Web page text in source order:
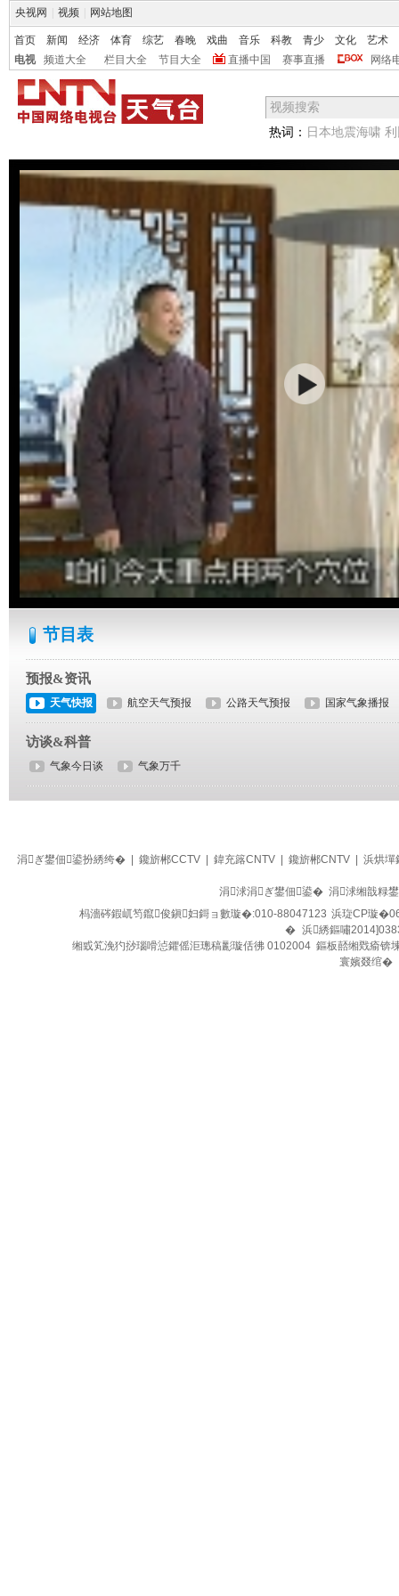
央视网 视频 网站地图
首页 新闻 经济 体育 综艺 春晚 戏曲 音乐 科教 青少 文化
艺术
电视
频道大全 栏目大全 节目大全 直播中国 赛事直播 网络
热词： 日本地震海啸
节目表
预报&资讯
天气快报 航空天气预报 公路天气预报 国家气象播报
访谈&科普
气象今日谈 气象万千
生活
涓ぎ鐢佃鍙扮綉绔� 鑱旂郴CCTV 鍏充簬CNTV 鑱旂郴CNTV 浜烘墠
涓浗涓ぎ鐢佃鍙� 涓浗缃戠粶
杩濇硶鍜屼笉鑹俊鎭妇鎶ョ數璇�:010-88047123 浜琁CP璇
� 浜綉鏂嘯
缃戜笂浼犳挱瑙嗗惉鑺傜洰璁稿彲璇佸彿 0102004 鏂板嚭缃戣瘉
寰嬪叕绾�